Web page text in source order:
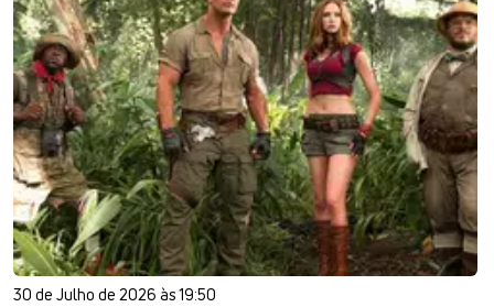
30 de Julho de 2026 às 19:50